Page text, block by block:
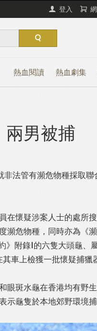
登入
熱血閱讀 熱血劇集
男被捕
法管有瀕危物種採取
在懷疑涉案人士的處所
瀕危物種，同時亦為《
》附錄I的六隻大頭龜
車上檢獲一批懷疑捕獵
眼斑水龜在香港均有野
示龜隻於本地郊野環境